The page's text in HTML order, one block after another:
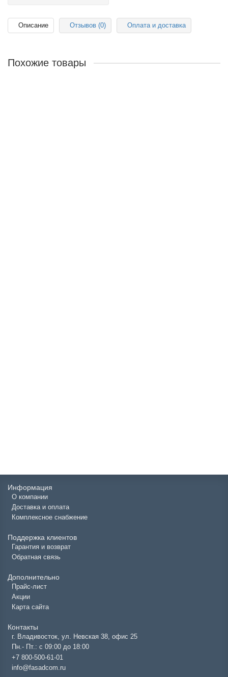
Описание Отзывов (0) Оплата и доставка
Похожие товары
Информация
О компании
Доставка и оплата
Комплексное снабжение
Поддержка клиентов
Гарантия и возврат
Обратная связь
Дополнительно
Прайс-лист
Акции
Карта сайта
Контакты
г. Владивосток, ул. Невская 38, офис 25
Пн.- Пт.: с 09:00 до 18:00
+7 800-500-61-01
info@fasadcom.ru